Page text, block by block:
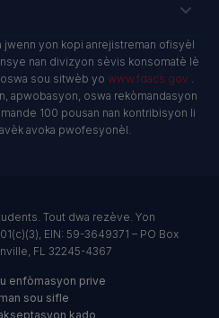
jwenn yon kopi anrejistreman ofisyèl
nan divizyon sèvis konsomatè lè
oswa sou sitwèb yo www.fdacs.gov .
apwobasyon, oswa rekòmandasyon
100 pousan nan kontribisyon li
avoka pwofesyonèl.
Tout dwa rezève. Yon
EIN: 59-3649371 – PO Box
FL 32245-4367
enfòmasyon prive
sou sifle
kado